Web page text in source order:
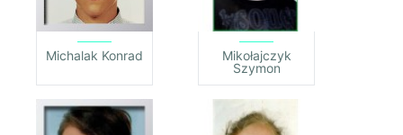
Michalak Konrad
Mikołajczyk
Szymon